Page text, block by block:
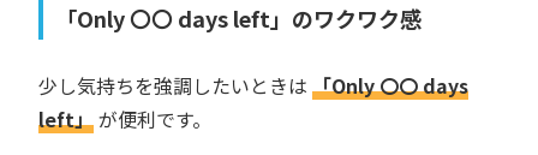
「Only 〇〇 days left」のワクワク感
少し気持ちを強調したいときは 「Only 〇〇 days
left」が便利です。